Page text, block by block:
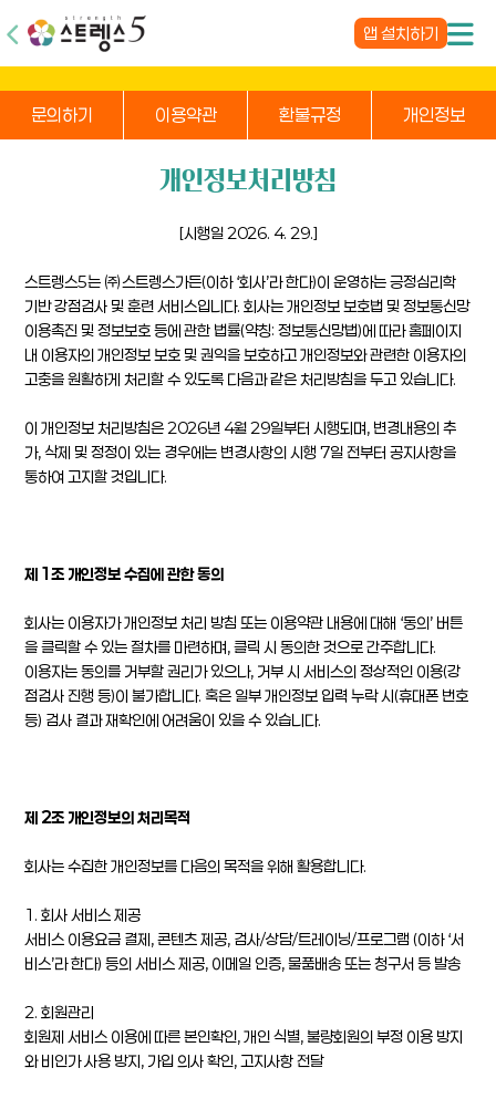
앱 설치하기
문의하기 이용약관 환불규정 개인정보
개인정보처리방침
[시행일 2026. 4. 29.]
스트렝스5는 ㈜스트렝스가든(이하 ‘회사’라 한다)이 운영하는 긍정심리학
기반 강점검사 및 훈련 서비스입니다. 회사는 개인정보 보호법 및 정보통신망
이용촉진 및 정보보호 등에 관한 법률(약칭: 정보통신망법)에 따라 홈페이지
내 이용자의 개인정보 보호 및 권익을 보호하고 개인정보와 관련한 이용자의
고충을 원활하게 처리할 수 있도록 다음과 같은 처리방침을 두고 있습니다.
이 개인정보 처리방침은 2026년 4월 29일부터 시행되며, 변경내용의 추
가, 삭제 및 정정이 있는 경우에는 변경사항의 시행 7일 전부터 공지사항을
통하여 고지할 것입니다.
제 1조 개인정보 수집에 관한 동의
회사는 이용자가 개인정보 처리 방침 또는 이용약관 내용에 대해 ‘동의’ 버튼
을 클릭할 수 있는 절차를 마련하며, 클릭 시 동의한 것으로 간주합니다.
이용자는 동의를 거부할 권리가 있으나, 거부 시 서비스의 정상적인 이용(강
점검사 진행 등)이 불가합니다. 혹은 일부 개인정보 입력 누락 시(휴대폰 번호
등) 검사 결과 재확인에 어려움이 있을 수 있습니다.
제 2조 개인정보의 처리목적
회사는 수집한 개인정보를 다음의 목적을 위해 활용합니다.
1. 회사 서비스 제공
서비스 이용요금 결제, 콘텐츠 제공, 검사/상담/트레이닝/프로그램 (이하 ‘서
비스’라 한다) 등의 서비스 제공, 이메일 인증, 물품배송 또는 청구서 등 발송
2. 회원관리
회원제 서비스 이용에 따른 본인확인, 개인 식별, 불량회원의 부정 이용 방지
와 비인가 사용 방지, 가입 의사 확인, 고지사항 전달